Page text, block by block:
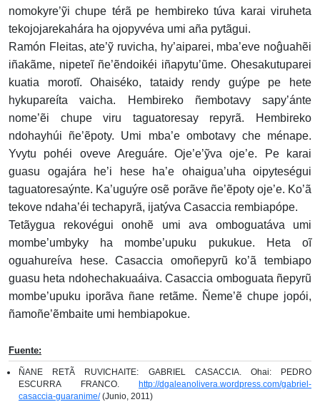
nomokyre’ỹi chupe térã pe hembireko túva karai viruheta
tekojojarekahára ha ojopyvéva umi aña pytãgui.
Ramón Fleitas, ate’ỹ ruvicha, hy’aiparei, mba’eve noĝuahẽi
iñakãme, nipeteĩ ñe’ẽndoikéi iñapytu’ũme. Ohesakutuparei
kuatia morotĩ. Ohaiséko, tataidy rendy guýpe pe hete
hykupareíta vaicha. Hembireko ñembotavy sapy’ánte
nome’ẽi chupe viru taguatoresay repyrã. Hembireko
ndohayhúi ñe’ẽpoty. Umi mba’e ombotavy che ménape.
Yvytu pohéi oveve Areguáre. Oje’e’ỹva oje’e. Pe karai
guasu ogajára he’i hese ha’e ohaigua’uha oipyteségui
taguatoresaýnte. Ka’uguýre osẽ porãve ñe’ẽpoty oje’e. Ko’ã
tekove ndaha’éi techapyrã, ijatýva Casaccia rembiapópe.
Tetãygua rekovégui onohẽ umi ava omboguatáva umi
mombe’umbyky ha mombe’upuku pukukue. Heta oĩ
oguahureíva hese. Casaccia omoñepyrũ ko’ã tembiapo
guasu heta ndohechakuaáiva. Casaccia omboguata ñepyrũ
mombe’upuku iporãva ñane retãme. Ñeme’ẽ chupe jopói,
ñamoñe’ẽmbaite umi hembiapokue.
Fuente:
ÑANE RETÃ RUVICHAITE: GABRIEL CASACCIA. Ohai: PEDRO
ESCURRA FRANCO.
http://dgaleanolivera.wordpress.com/gabriel-
casaccia-guaranime/(Junio, 2011)